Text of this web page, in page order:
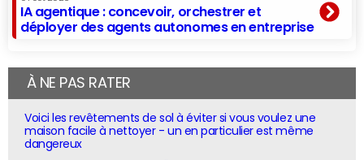
IA agentique : concevoir, orchestrer et
déployer des agents autonomes en entreprise
À NE PAS RATER
Voici les revêtements de sol à éviter si vous voulez une
maison facile à nettoyer - un en particulier est même
dangereux